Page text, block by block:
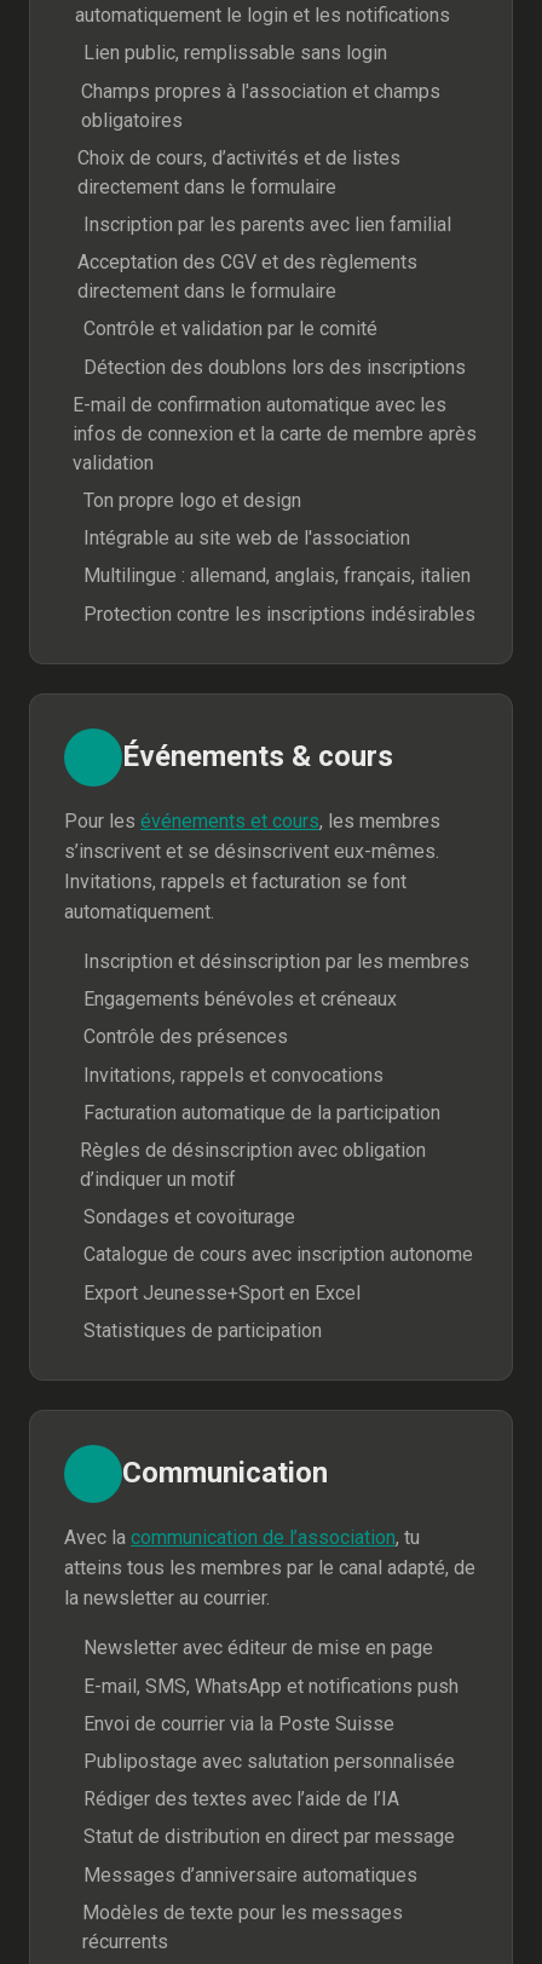
automatiquement le login et les notifications
Lien public, remplissable sans login
Champs propres à l'association et champs
obligatoires
Choix de cours, d’activités et de listes
directement dans le formulaire
Inscription par les parents avec lien familial
Acceptation des CGV et des règlements
directement dans le formulaire
Contrôle et validation par le comité
Détection des doublons lors des inscriptions
E-mail de confirmation automatique avec les
infos de connexion et la carte de membre après
validation
Ton propre logo et design
Intégrable au site web de l'association
Multilingue : allemand, anglais, français, italien
Protection contre les inscriptions indésirables
Événements & cours
Pour les événements et cours, les membres
s’inscrivent et se désinscrivent eux-mêmes.
Invitations, rappels et facturation se font
automatiquement.
Inscription et désinscription par les membres
Engagements bénévoles et créneaux
Contrôle des présences
Invitations, rappels et convocations
Facturation automatique de la participation
Règles de désinscription avec obligation
d’indiquer un motif
Sondages et covoiturage
Catalogue de cours avec inscription autonome
Export Jeunesse+Sport en Excel
Statistiques de participation
Communication
Avec la communication de l’association, tu
atteins tous les membres par le canal adapté, de
la newsletter au courrier.
Newsletter avec éditeur de mise en page
E-mail, SMS, WhatsApp et notifications push
Envoi de courrier via la Poste Suisse
Publipostage avec salutation personnalisée
Rédiger des textes avec l’aide de l’IA
Statut de distribution en direct par message
Messages d’anniversaire automatiques
Modèles de texte pour les messages
récurrents